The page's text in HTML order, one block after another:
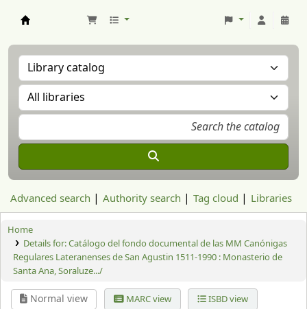
Advanced search Authority search Tag cloud Libraries
Home
Details for:Catálogo del fondo documental de las MM Canónigas
Regulares Lateranenses de San Agustin 1511-1990 : Monasterio de
Santa Ana, Soraluze.../
Normal view MARC view ISBD view